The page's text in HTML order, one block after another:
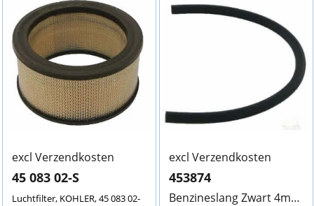
excl Verzendkosten
45 083 02-S
Luchtfilter, KOHLER, 45 083 02-
excl Verzendkosten
453874
Benzineslang Zwart 4mm Inwendig, 30Cm Lang,